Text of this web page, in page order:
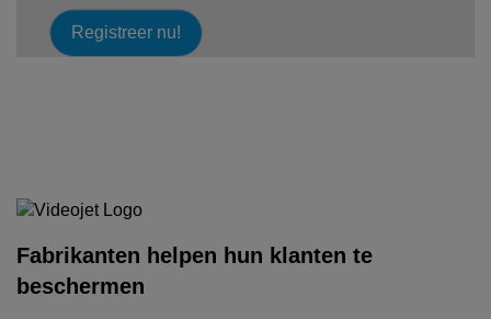
Registreer nu!
Fabrikanten helpen hun klanten te
beschermen